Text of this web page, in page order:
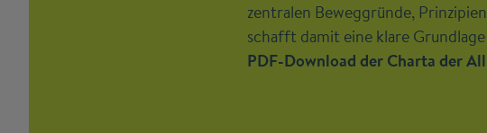
zentralen Beweggründe,
schafft damit eine klare
PDF-Download der Charta der